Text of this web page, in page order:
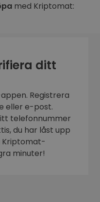
med Kriptomat:
ditt
Registrera
eller e-post.
telefonnummer
du har låst upp
Kriptomat-
minuter!